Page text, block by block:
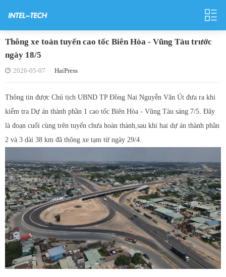
Thông xe toàn tuyến cao tốc Biên Hòa - Vũng Tàu trước
ngày 18/5
2026-05-07 HaiPress
Thông tin được Chủ tịch UBND TP Đồng Nai Nguyễn Văn Út đưa ra khi
kiểm tra Dự án thành phần 1 cao tốc Biên Hòa - Vũng Tàu sáng 7/5. Đây
là đoạn cuối cùng trên tuyến chưa hoàn thành,sau khi hai dự án thành phần
2 và 3 dài 38 km đã thông xe tạm từ ngày 29/4.